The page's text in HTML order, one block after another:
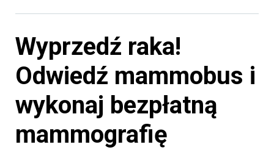
Wyprzedź raka!
Odwiedź mammobus i
wykonaj bezpłatną
mammografię